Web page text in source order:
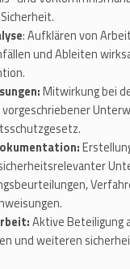
: Aufklären von
und Ableiten
Mitwirkung bei
Aktive Beteiligung
und weiteren